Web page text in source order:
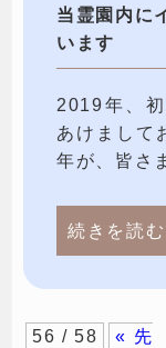
当霊園内に
います
2019年、
あけまして
年が、皆さ
続きを読む
56 / 58
« 先